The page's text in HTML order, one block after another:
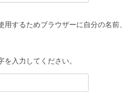
用するためブラウザーに自分の名前
入力してください。